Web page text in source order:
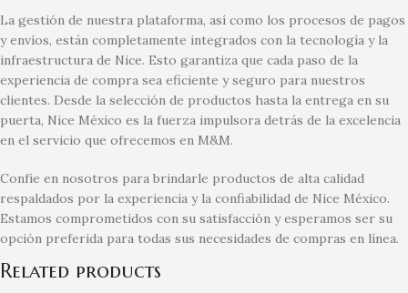
La gestión de nuestra plataforma, así como los procesos de pagos
y envíos, están completamente integrados con la tecnología y la
infraestructura de Nice. Esto garantiza que cada paso de la
experiencia de compra sea eficiente y seguro para nuestros
clientes. Desde la selección de productos hasta la entrega en su
puerta, Nice México es la fuerza impulsora detrás de la excelencia
en el servicio que ofrecemos en M&M.
Confíe en nosotros para brindarle productos de alta calidad
respaldados por la experiencia y la confiabilidad de Nice México.
Estamos comprometidos con su satisfacción y esperamos ser su
opción preferida para todas sus necesidades de compras en línea.
Related products